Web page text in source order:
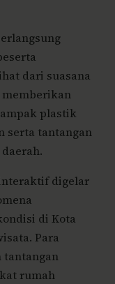
dari suasana
plastik
serta tantangan
digelar
di Kota
Para
tantangan
rumah